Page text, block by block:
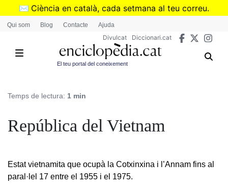
Vés
✉️ Ciència en català, cada setmana al teu correu.
➜Subscriu-te al butlletí de Divulcat
Qui som Blog Contacte Ajuda
Divulcat Diccionari.cat
El teu portal del coneixement
Temps de lectura: 1 min
República del Vietnam
Estat vietnamita que ocupà la Cotxinxina i l’Annam fins al
paral·lel 17 entre el 1955 i el 1975.